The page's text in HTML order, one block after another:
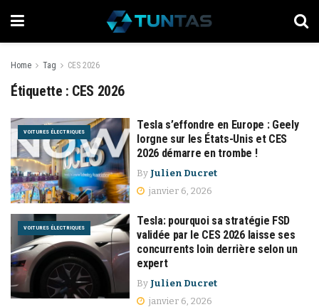
Home Tag CES 2026
Étiquette : CES 2026
VOITURES ÉLECTRIQUES
Tesla s’effondre en Europe : Geely
lorgne sur les États-Unis et CES
2026 démarre en trombe !
By Julien Ducret
janvier 6, 2026
VOITURES ÉLECTRIQUES
Tesla: pourquoi sa stratégie FSD
validée par le CES 2026 laisse ses
concurrents loin derrière selon un
expert
By Julien Ducret
janvier 6, 2026